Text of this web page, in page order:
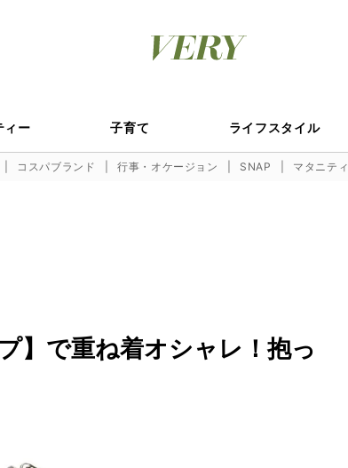
ィー 子育て ライフスタイル
コスパブランド 行事・オケージョン SNAP マタニティ
】で重ね着オシャレ！抱っ